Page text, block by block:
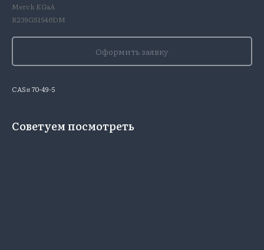
Merck KGaA
R239GS1546DM
Оформить заявку
CAS# 70-49-5
Советуем посмотреть